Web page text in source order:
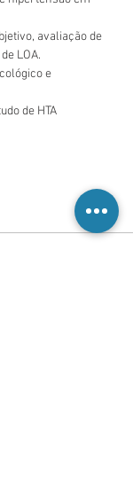
avaliação de
LOA.
e
de HTA